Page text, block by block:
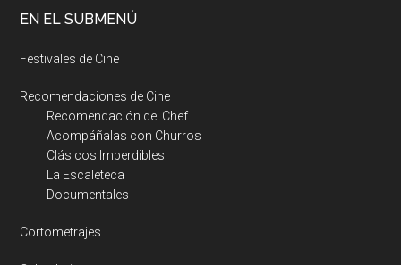
EN EL SUBMENÚ
Festivales de Cine
Recomendaciones de Cine
Recomendación del Chef
Acompáñalas con Churros
Clásicos Imperdibles
La Escaleteca
Documentales
Cortometrajes